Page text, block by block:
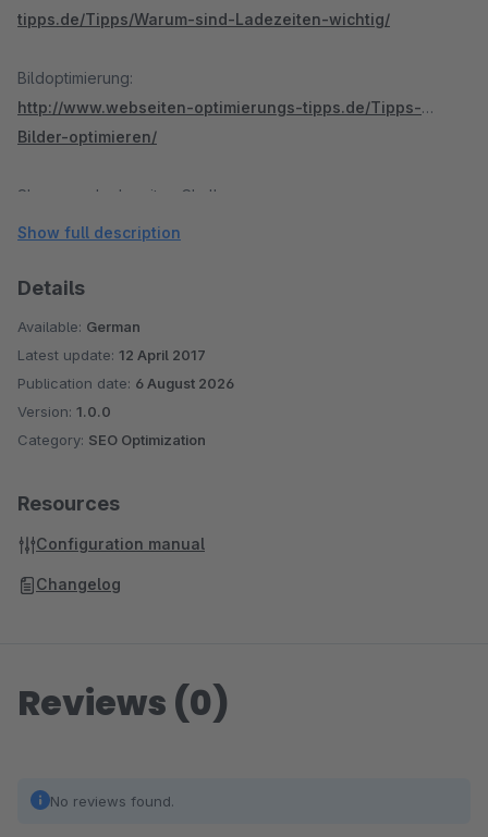
tipps.de/Tipps/Warum-sind-Ladezeiten-wichtig/
Bildoptimierung:
http://www.webseiten-optimierungs-tipps.de/Tipps-
Bilder-optimieren/
Shopware Ladezeiten Challenge:
http://www.webseiten-optimierungs-tipps.de/Blog/
Show full description
Details
Available: German
Latest update: 12 April 2017
Publication date: 6 August 2026
Version: 1.0.0
Category: SEO Optimization
Resources
Configuration manual
Changelog
Reviews (0)
No reviews found.